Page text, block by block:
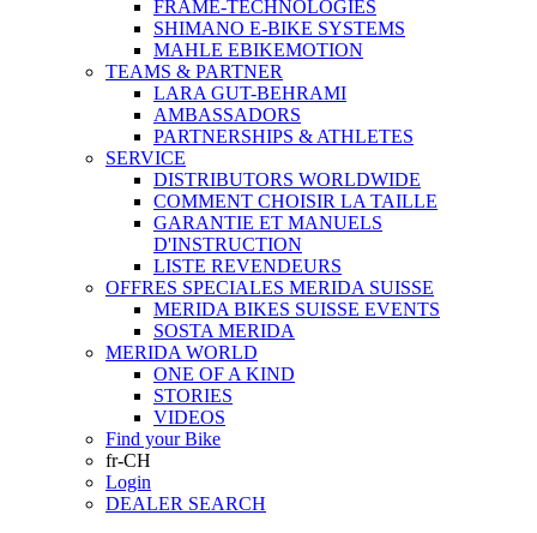
FRAME-TECHNOLOGIES
SHIMANO E-BIKE SYSTEMS
MAHLE EBIKEMOTION
TEAMS & PARTNER
LARA GUT-BEHRAMI
AMBASSADORS
PARTNERSHIPS & ATHLETES
SERVICE
DISTRIBUTORS WORLDWIDE
COMMENT CHOISIR LA TAILLE
GARANTIE ET MANUELS
D'INSTRUCTION
LISTE REVENDEURS
OFFRES SPECIALES MERIDA SUISSE
MERIDA BIKES SUISSE EVENTS
SOSTA MERIDA
MERIDA WORLD
ONE OF A KIND
STORIES
VIDEOS
Find your Bike
fr-CH
Login
DEALER SEARCH